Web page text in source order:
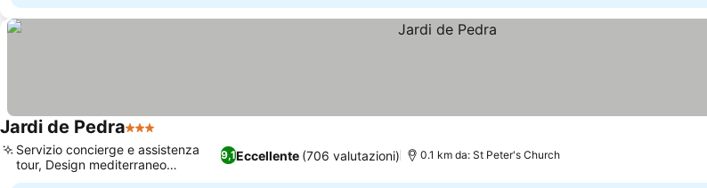
Jardi de Pedra3 Stelle
9,1Eccellente (706 valutazioni)
Servizio concierge e assistenza
tour, Design mediterraneo
moderno
0.1 km da: St Peter's Church